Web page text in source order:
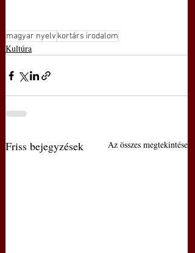
magyar nyelv kortárs irodalom
Kultúra
Friss bejegyzések Az összes megtekintése